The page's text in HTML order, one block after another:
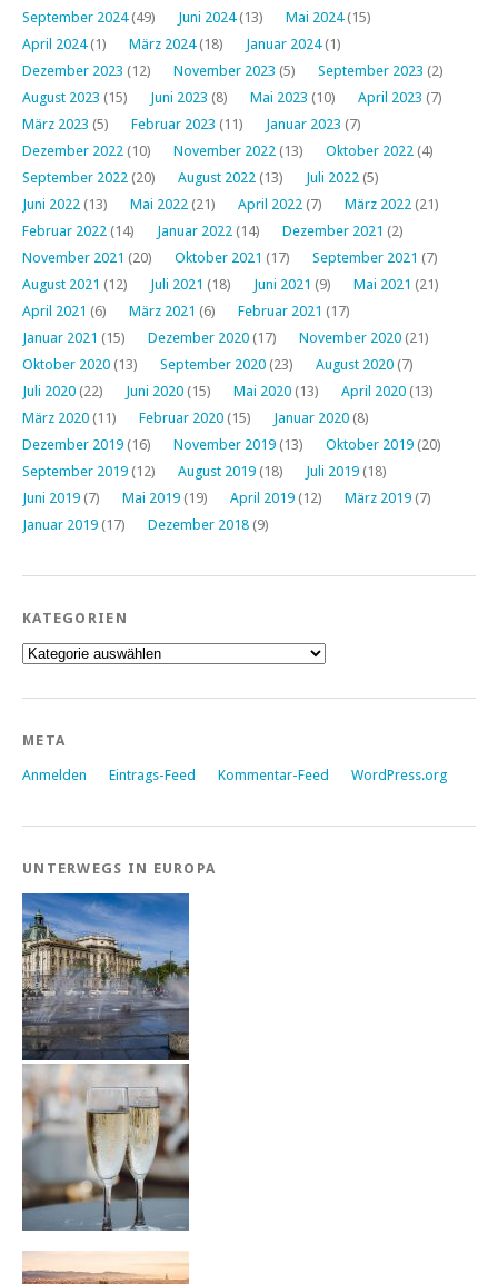
September 2024(49) Juni 2024(13) Mai 2024(15)
April 2024(1) März 2024(18) Januar 2024(1)
Dezember 2023 (12) November 2023 (5) September 2023 (2)
August 2023 (15) Juni 2023 (8) Mai 2023 (10) April 2023 (7)
März 2023 (5) Februar 2023 (11) Januar 2023 (7)
Dezember 2022 (10) November 2022 (13) Oktober 2022 (4)
September 2022 (20) August 2022 (13) Juli 2022 (5)
Juni 2022 (13) Mai 2022 (21) April 2022 (7) März 2022 (21)
Februar 2022 (14) Januar 2022 (14) Dezember 2021 (2)
November 2021 (20) Oktober 2021 (17) September 2021 (7)
August 2021 (12) Juli 2021 (18) Juni 2021 (9) Mai 2021 (21)
April 2021 (6) März 2021 (6) Februar 2021 (17)
Januar 2021 (15) Dezember 2020 (17) November 2020 (21)
Oktober 2020 (13) September 2020 (23) August 2020 (7)
Juli 2020 (22) Juni 2020 (15) Mai 2020 (13) April 2020 (13)
März 2020 (11) Februar 2020 (15) Januar 2020 (8)
Dezember 2019 (16) November 2019 (13) Oktober 2019 (20)
September 2019 (12) August 2019 (18) Juli 2019 (18)
Juni 2019 (7) Mai 2019 (19) April 2019 (12) März 2019 (7)
Januar 2019 (17) Dezember 2018 (9)
KATEGORIEN
Kategorien
META
Anmelden Eintrags-Feed Kommentar-Feed WordPress.org
UNTERWEGS IN EUROPA